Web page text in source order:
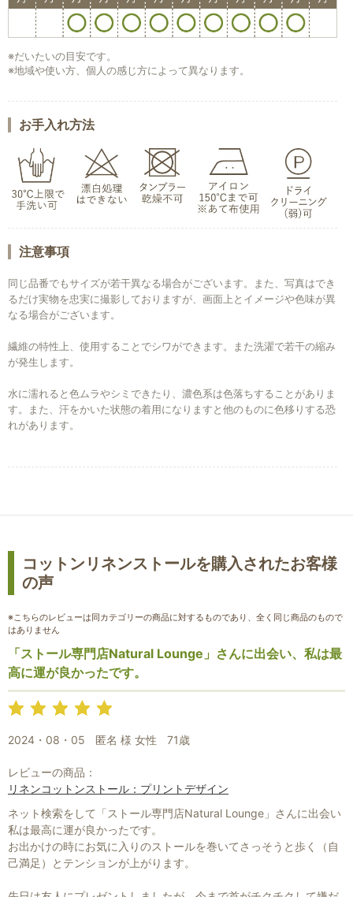
お買い物を続ける
※だいたいの目安です。
※地域や使い方、個人の感じ方によって異なります。
お手入れ方法
注意事項
同じ品番でもサイズが若干異なる場合がございます。また、写真はでき
るだけ実物を忠実に撮影しておりますが、画面上とイメージや色味が異
なる場合がございます。
繊維の特性上、使用することでシワができます。また洗濯で若干の縮み
が発生します。
水に濡れると色ムラやシミできたり、濃色系は色落ちすることがありま
す。また、汗をかいた状態の着用になりますと他のものに色移りする恐
れがあります。
コットンリネンストールを購入されたお客様
の声
※こちらのレビューは同カテゴリーの商品に対するものであり、全く同じ商品のもので
はありません
「ストール専門店Natural Lounge」さんに出会い、私は最
高に運が良かったです。
2024・08・05 匿名 様 女性 71歳
レビューの商品：
リネンコットンストール：プリントデザイン
ネット検索をして「ストール専門店Natural Lounge」さんに出会い
私は最高に運が良かったです。
お出かけの時にお気に入りのストールを巻いてさっそうと歩く（自
己満足）とテンションが上がります。